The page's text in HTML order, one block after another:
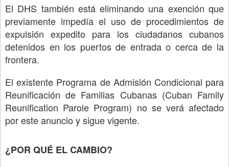
El DHS también está eliminando una exención que
previamente impedía el uso de procedimientos de
expulsión expedito para los ciudadanos cubanos
detenidos en los puertos de entrada o cerca de la
frontera.
El existente Programa de Admisión Condicional para
Reunificación de Familias Cubanas (Cuban Family
Reunification Parole Program) no se verá afectado
por este anuncio y sigue vigente.
¿POR QUÉ EL CAMBIO?